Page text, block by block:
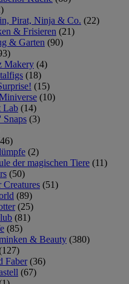
Pirat, Ninja & Co. (22)
& Frisieren (21)
& Garten (90)
Makery (4)
(18)
(15)
(10)
Lab (14)
(3)
(2)
der magischen Tiere (11)
(50)
Creatures (51)
(89)
(25)
(81)
(85)
& Beauty (380)
Faber (36)
(67)